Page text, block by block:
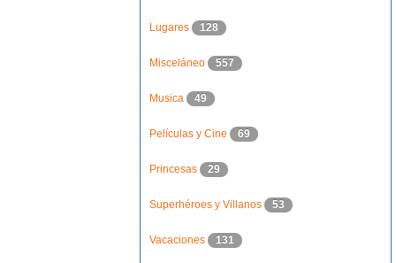
Lugares 128
Misceláneo 557
Musica 49
Películas y Cine 69
Princesas 29
Superhéroes y Villanos 53
Vacaciones 131